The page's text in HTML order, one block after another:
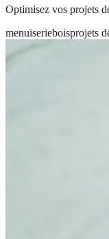
Optimisez vos projets
menuiserieboisprojets